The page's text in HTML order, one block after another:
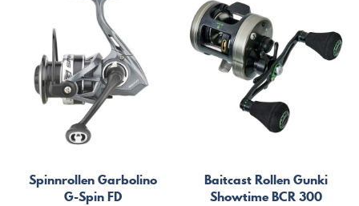
Spinnrollen Garbolino
G-Spin FD
Baitcast Rollen Gunki
Showtime BCR 300